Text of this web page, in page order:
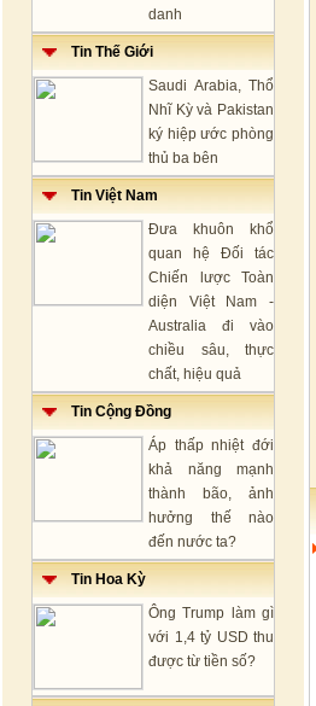
danh
Tin Thế Giới
Saudi Arabia, Thổ
Nhĩ Kỳ và Pakistan
ký hiệp ước phòng
thủ ba bên
Tin Việt Nam
Đưa khuôn khổ
quan hệ Đối tác
Chiến lược Toàn
diện Việt Nam -
Australia đi vào
chiều sâu, thực
chất, hiệu quả
Tin Cộng Đồng
Áp thấp nhiệt đới
khả năng mạnh
thành bão, ảnh
hưởng thế nào
đến nước ta?
Tin Hoa Kỳ
Ông Trump làm gì
với 1,4 tỷ USD thu
được từ tiền số?